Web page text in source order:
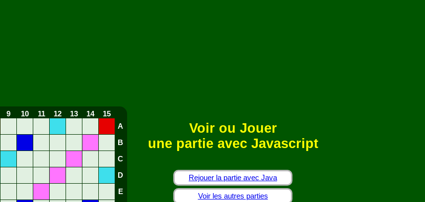
9 10 11 12 13 14
15
A
B
C
D
E
Voir ou Jouer
une partie avec Javascript
Rejouer la partie avec Java
Voir les autres parties